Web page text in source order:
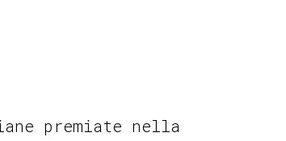
premiate nella